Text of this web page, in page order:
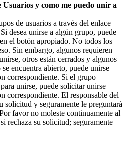
Usuarios y como me puedo unir a
de usuarios a través del enlace
desea unirse a algún grupo, puede
el botón apropiado. No todos los
Sin embargo, algunos requieren
otros están cerrados y algunos
encuentra abierto, puede unirse
correspondiente. Si el grupo
unirse, puede solicitar unirse
correspondiente. El responsable del
solicitud y seguramente le preguntará
favor no moleste continuamente al
rechaza su solicitud; seguramente